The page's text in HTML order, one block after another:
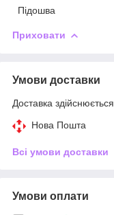
Підошва
Приховати
Умови доставки
Доставка
Нова Пошта
Всі умови доставки
Умови оплати